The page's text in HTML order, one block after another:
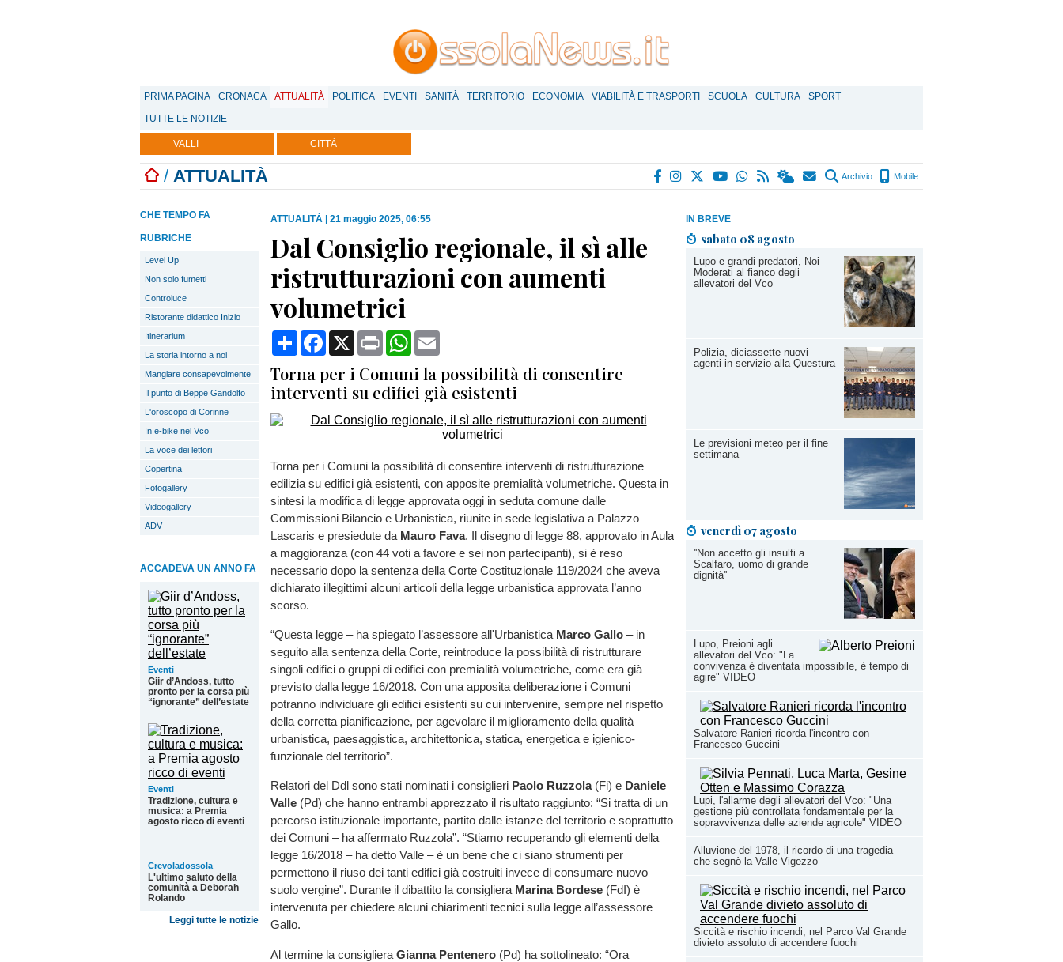
PRIMA PAGINA CRONACA ATTUALITÀ POLITICA EVENTI SANITÀ TERRITORIO ECONOMIA VIABILITÀ E TRASPORTI SCUOLA CULTURA
SPORT
TUTTE LE NOTIZIE
VALLI CITTÀ
/ ATTUALITÀ Archivio Mobile
IN BREVE
sabato 08 agosto
Lupo e grandi predatori, Noi
Moderati al fianco degli
allevatori del Vco
Polizia, diciassette nuovi
agenti in servizio alla Questura
Le previsioni meteo per il fine
settimana
venerdì 07 agosto
''Non accetto gli insulti a
Scalfaro, uomo di grande
dignità''
Lupo, Preioni agli
allevatori del Vco: "La
convivenza è diventata impossibile, è tempo di
agire" VIDEO
Salvatore Ranieri ricorda l'incontro con
Francesco Guccini
Lupi, l'allarme degli allevatori del Vco: "Una
gestione più controllata fondamentale per la
sopravvivenza delle aziende agricole" VIDEO
Alluvione del 1978, il ricordo di una tragedia
che segnò la Valle Vigezzo
Siccità e rischio incendi, nel Parco Val Grande
divieto assoluto di accendere fuochi
CHE TEMPO FA
RUBRICHE
Level Up
Non solo fumetti
Controluce
Ristorante didattico Inizio
Itinerarium
La storia intorno a noi
Mangiare consapevolmente
Il punto di Beppe Gandolfo
L'oroscopo di Corinne
In e-bike nel Vco
La voce dei lettori
Copertina
Fotogallery
Videogallery
ADV
ACCADEVA UN ANNO FA
Eventi
Giir d’Andoss, tutto
pronto per la corsa più
“ignorante” dell’estate
Eventi
Tradizione, cultura e
musica: a Premia
agosto ricco di eventi
Crevoladossola
L'ultimo saluto della
comunità a Deborah
Rolando
Leggi tutte le notizie
ATTUALITÀ 21 maggio 2025, 06:55
Dal Consiglio regionale, il sì alle
ristrutturazioni con aumenti
volumetrici
CondividiFacebook
X Print WhatsApp
Torna per i Comuni la possibilità di consentire
interventi su edifici già esistenti
Torna per i Comuni la possibilità di consentire interventi di ristrutturazione
edilizia su edifici già esistenti, con apposite premialità volumetriche. Questa in
sintesi la modifica di legge approvata oggi in seduta comune dalle
Commissioni Bilancio e Urbanistica, riunite in sede legislativa a Palazzo
Lascaris e presiedute da Mauro Fava. Il disegno di legge 88, approvato in Aula
a maggioranza (con 44 voti a favore e sei non partecipanti), si è reso
necessario dopo la sentenza della Corte Costituzionale 119/2024 che aveva
dichiarato illegittimi alcuni articoli della legge urbanistica approvata l’anno
scorso.
“Questa legge – ha spiegato l’assessore all'Urbanistica Marco Gallo – in
seguito alla sentenza della Corte, reintroduce la possibilità di ristrutturare
singoli edifici o gruppi di edifici con premialità volumetriche, come era già
previsto dalla legge 16/2018. Con una apposita deliberazione i Comuni
potranno individuare gli edifici esistenti su cui intervenire, sempre nel rispetto
della corretta pianificazione, per agevolare il miglioramento della qualità
urbanistica, paesaggistica, architettonica, statica, energetica e igienico-
funzionale del territorio”.
Relatori del Ddl sono stati nominati i consiglieri Paolo Ruzzola(Fi) e Daniele
Valle (Pd) che hanno entrambi apprezzato il risultato raggiunto: “Si tratta di un
percorso istituzionale importante, partito dalle istanze del territorio e soprattutto
dei Comuni – ha affermato Ruzzola”. “Stiamo recuperando gli elementi della
legge 16/2018 – ha detto Valle – è un bene che ci siano strumenti per
permettono il riuso dei tanti edifici già costruiti invece di consumare nuovo
suolo vergine”. Durante il dibattito la consigliera Marina Bordese (FdI) è
intervenuta per chiedere alcuni chiarimenti tecnici sulla legge all’assessore
Gallo.
Al termine la consigliera Gianna Pentenero (Pd) ha sottolineato: “Ora